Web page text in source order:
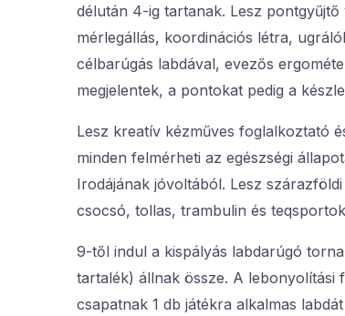
délután 4-ig tartanak. Lesz
mérlegállás, koordinációs létra,
célbarúgás labdával, evezős
megjelentek, a pontokat pedig a
Lesz kreatív kézműves foglalkoztató
minden felmérheti az egészségi
Irodájának jóvoltából. Lesz
csocsó, tollas, trambulin és
9-től indul a kispályás labdarúgó
tartalék) állnak össze. A
csapatnak 1 db játékra alkalmas